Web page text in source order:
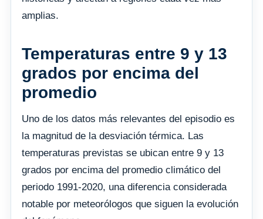
amplias.
Temperaturas entre 9 y 13
grados por encima del
promedio
Uno de los datos más relevantes del episodio es
la magnitud de la desviación térmica. Las
temperaturas previstas se ubican entre 9 y 13
grados por encima del promedio climático del
periodo 1991-2020, una diferencia considerada
notable por meteorólogos que siguen la evolución